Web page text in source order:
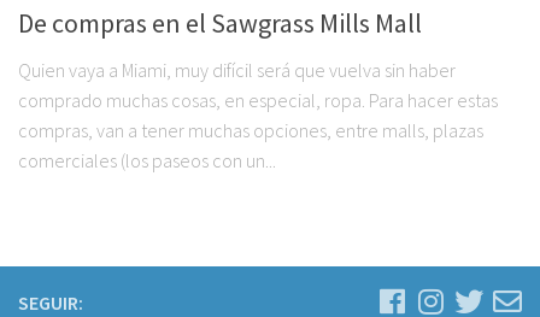
De compras en el Sawgrass Mills Mall
Quien vaya a Miami, muy difícil será que vuelva sin haber
comprado muchas cosas, en especial, ropa. Para hacer estas
compras, van a tener muchas opciones, entre malls, plazas
comerciales (los paseos con un...
SEGUIR: